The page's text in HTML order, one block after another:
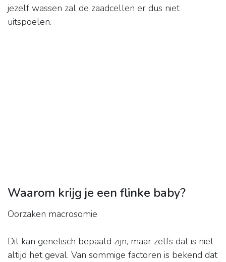
jezelf wassen zal de zaadcellen er dus niet
uitspoelen.
Waarom krijg je een flinke baby?
Oorzaken macrosomie
Dit kan genetisch bepaald zijn, maar zelfs dat is niet
altijd het geval. Van sommige factoren is bekend dat